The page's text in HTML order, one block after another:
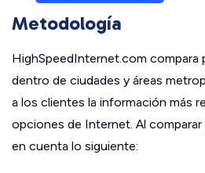
Metodología
HighSpeedInternet.com
dentro de ciudades y áreas
a los clientes la información más
opciones de Internet. Al
en cuenta lo siguiente: